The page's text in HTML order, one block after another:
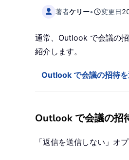
著者ケリー• 変更日
通常、Outlook で会議の
紹介します。
Outlook で会議の招待
Outlook で会議の招
「返信を送信しない」オ